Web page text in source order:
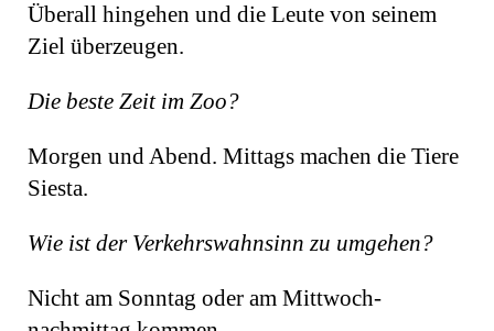
Überall hingehen und die Leute von seinem
Ziel überzeugen.
Die beste Zeit im Zoo?
Morgen und Abend. Mittags machen die Tiere
Siesta.
Wie ist der Verkehrswahnsinn zu umgehen?
Nicht am Sonntag oder am Mittwoch­